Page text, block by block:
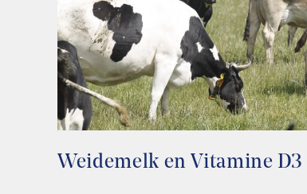
Weidemelk en Vitamine D3